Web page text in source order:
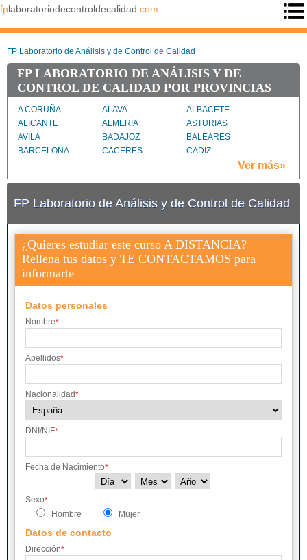
fplaboratoriodecontroldecalidad .com
FP Laboratorio de Análisis y de Control de Calidad
FP LABORATORIO DE ANÁLISIS Y DE
CONTROL DE CALIDAD POR PROVINCIAS
A CORUÑA ALAVA
ALBACETE
ALICANTE
ALMERIA
ASTURIAS
AVILA
BADAJOZ
BALEARES
BARCELONA
CACERES
CADIZ
CIUDAD REAL
CORDOBA
CUENCA
GIRONA
HUELVA
HUESCA
JAEN
MADRID
MALAGA
MURCIA
NAVARRA
PONTEVEDRA
PROVINCIA DE
CEUTA
PROVINCIA DE
MELILLA
TENERIFE
SEVILLA
VIZCAYA
ZARAGOZA
Ver más»
FP Laboratorio de Análisis y de Control de Calidad
¿Quieres estudiar este curso A DISTANCIA?
Rellena tus datos y TE CONTACTAMOS para
informarte
Datos personales
Nombre*
Apellidos*
Nacionalidad*
DNI/NIF*
Fecha de Nacimiento*
Sexo*
Hombre Mujer
Datos de contacto
Dirección*